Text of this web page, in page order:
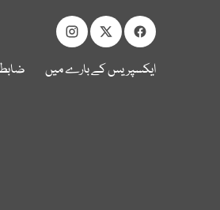
ایکسپریس کے بارے میں